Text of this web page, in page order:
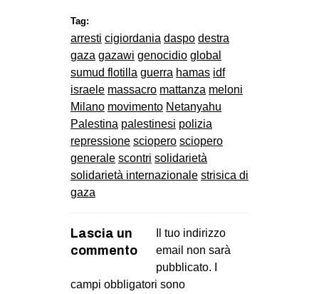
Tag:
arresti cigiordania daspo destra
gaza gazawi genocidio global
sumud flotilla guerra hamas idf
israele massacro mattanza meloni
Milano movimento Netanyahu
Palestina palestinesi polizia
repressione sciopero sciopero
generale scontri solidarietà
solidarietà internazionale strisica di
gaza
Lascia un
commento
Il tuo indirizzo
email non sarà
pubblicato.
campi obbligatori sono